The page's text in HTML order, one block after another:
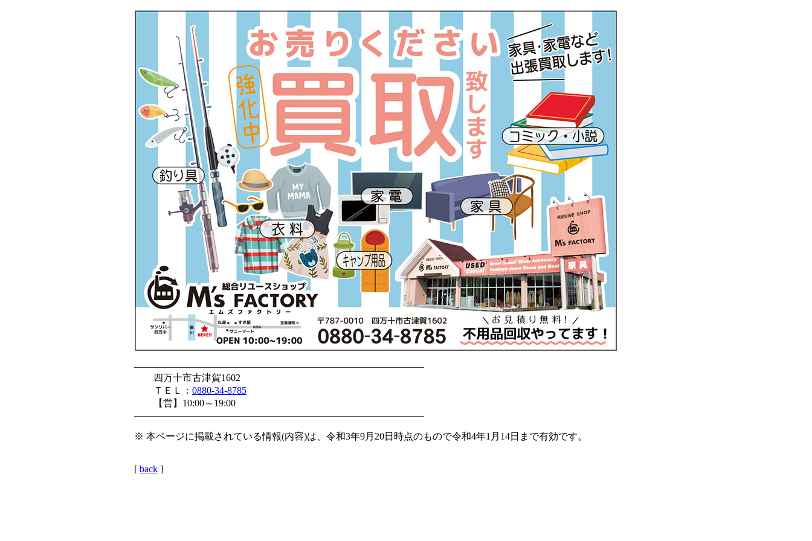
——————————————————————————————
四万十市古津賀1602
ＴＥＬ： 0880-34-8785
【営】10:00～19:00
——————————————————————————————
※ 本ページに掲載されている情報(内容)は、令和3年9月20日時点のもので令和4年1月14日まで有効です。
[ back ]